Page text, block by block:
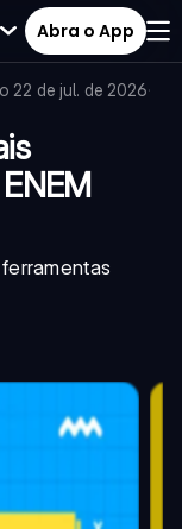
Abra o App
22 de jul. de 2026·